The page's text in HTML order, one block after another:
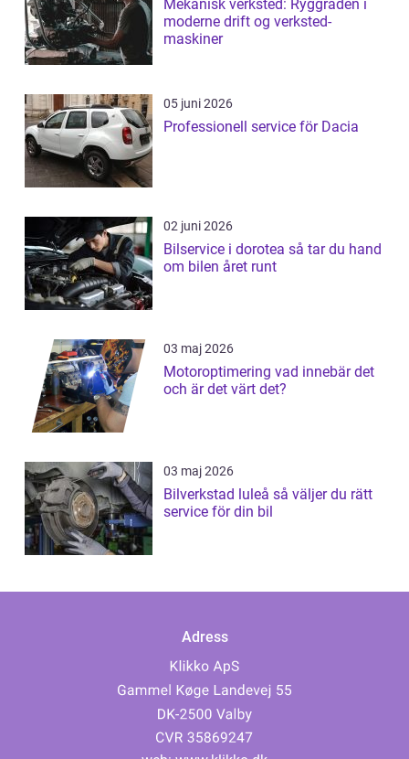
Mekanisk verksted: Ryggraden i
moderne drift og verksted-
maskiner
05 juni 2026
Professionell service för Dacia
02 juni 2026
Bilservice i dorotea så tar du hand
om bilen året runt
03 maj 2026
Motoroptimering vad innebär det
och är det värt det?
03 maj 2026
Bilverkstad luleå så väljer du rätt
service för din bil
Adress